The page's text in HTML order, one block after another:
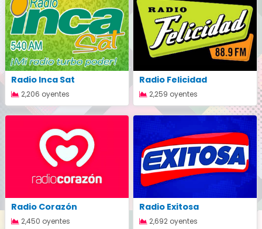
Radio Inca Sat
2,206 oyentes
Radio Felicidad
2,259 oyentes
Radio Corazón
2,450 oyentes
Radio Exitosa
2,692 oyentes